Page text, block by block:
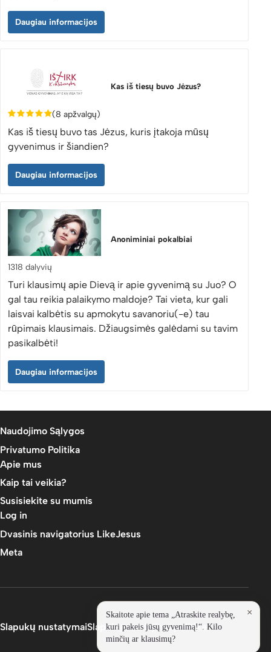
Daugiau informacijos
Kas iš tiesų buvo Jėzus?
(8 apžvalgų)
Kas iš tiesų buvo tas Jėzus, kuris įtakoja mūsų
gyvenimus ir šiandien?
Daugiau informacijos
Anoniminiai pokalbiai
1318 dalyvių
Turi klausimų apie Dievą ir apie gyvenimą su Juo? O
gal tau reikia palaikymo maldoje? Tai vieta, kur gali
laisvai kalbėtis su apmokytu savanoriu(-e) tau
rūpimais klausimais. Džiaugsimės galėdami su tavim
pasikalbėti!
Daugiau informacijos
Naudojimo Sąlygos
Privatumo Politika
Apie mus
Kaip tai veikia?
Susisiekite su mumis
Log in
Dvasinis navigatorius LikeJesus
Meta
Slapukų nustatymaiSlapukų naudojimo politika